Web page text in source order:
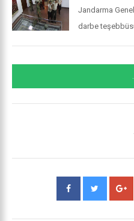
Jandarma
darbe